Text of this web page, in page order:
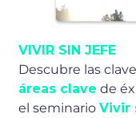
VIVIR SIN JEFE
Descubre las
áreas clave de
el seminarioVivir